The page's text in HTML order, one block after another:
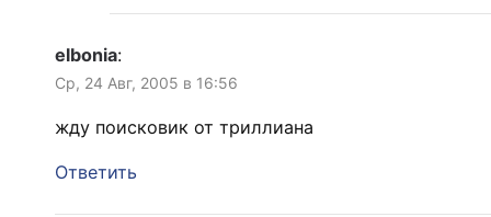
elbonia:
Ср, 24 Авг, 2005 в 16:56
жду поисковик от триллиана
Ответить